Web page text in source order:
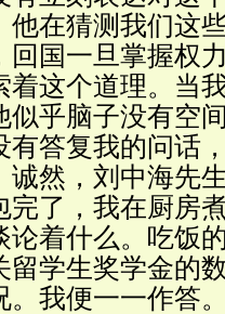
他在猜测我们这
回国一旦掌握权
着这个道理。当
似乎脑子没有空
有答复我的问话
诚然，刘中海先
完了，我在厨房
论着什么。吃饭
留学生奖学金的
。我便一一作答